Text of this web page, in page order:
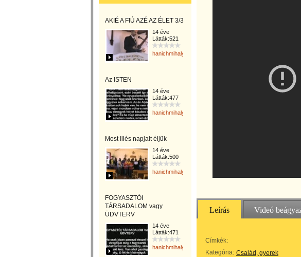
AKIÉ A FIÚ AZÉ AZ ÉLET 3/3
14 éve
Látták:521
hanichmihalyattila
Az ISTEN
14 éve
Látták:477
hanichmihalyattila
Most Illés napjait éljük
14 éve
Látták:500
hanichmihalyattila
FOGYASZTÓI
TÁRSADALOM vagy
ÜDVTERV
14 éve
Látták:471
hanichmihalyattila
Leírás Videó
Címkék:
Kategória: Család, gyerek